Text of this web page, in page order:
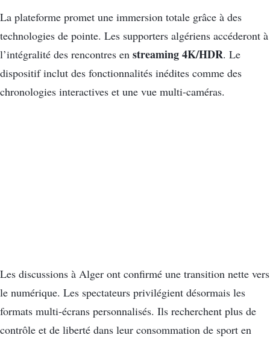
La plateforme promet une immersion totale grâce à des
technologies de pointe. Les supporters algériens accéderont à
l’intégralité des rencontres en streaming 4K/HDR. Le
dispositif inclut des fonctionnalités inédites comme des
chronologies interactives et une vue multi-caméras.
Les discussions à Alger ont confirmé une transition nette vers
le numérique. Les spectateurs privilégient désormais les
formats multi-écrans personnalisés. Ils recherchent plus de
contrôle et de liberté dans leur consommation de sport en